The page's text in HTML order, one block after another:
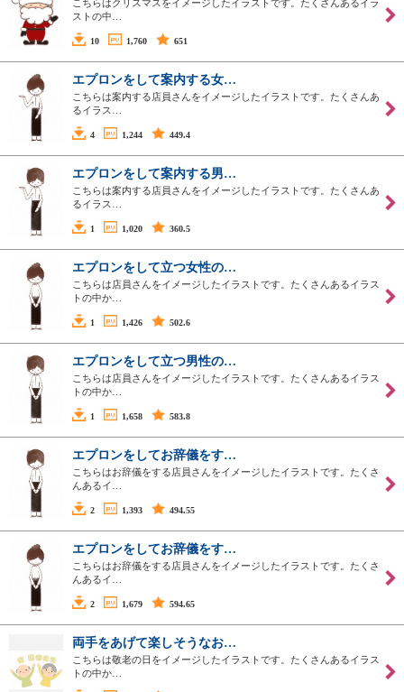
こちらはクリスマスをイメージしたイラストです。たくさんあるイラ
ストの中…
10 1,760 651
エプロンをして案内する女…
こちらは案内する店員さんをイメージしたイラストです。たくさんあ
るイラス…
4 1,244 449.4
エプロンをして案内する男…
こちらは案内する店員さんをイメージしたイラストです。たくさんあ
るイラス…
1 1,020 360.5
エプロンをして立つ女性の…
こちらは店員さんをイメージしたイラストです。たくさんあるイラス
トの中か…
1 1,426 502.6
エプロンをして立つ男性の…
こちらは店員さんをイメージしたイラストです。たくさんあるイラス
トの中か…
1 1,658 583.8
エプロンをしてお辞儀をす…
こちらはお辞儀をする店員さんをイメージしたイラストです。たくさ
んあるイ…
2 1,393 494.55
エプロンをしてお辞儀をす…
こちらはお辞儀をする店員さんをイメージしたイラストです。たくさ
んあるイ…
2 1,679 594.65
両手をあげて楽しそうなお…
こちらは敬老の日をイメージしたイラストです。たくさんあるイラス
トの中か…